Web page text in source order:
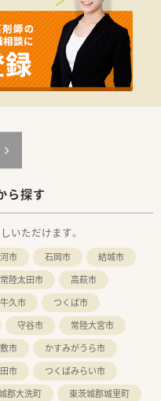
お子様がいる方も安心して
終業もご相談可能です。
ら探す
いただけます。
市 石岡市
結城市
常陸太田市
高萩市
牛久市
つくば市
守谷市
常陸大宮市
市
かすみがうら市
市
つくばみらい市
郡大洗町
東茨城郡城里町